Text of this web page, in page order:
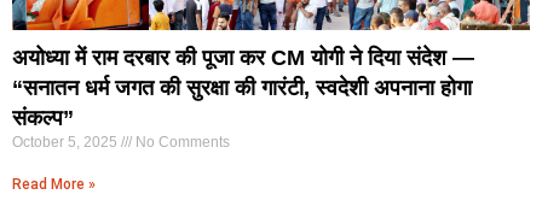
अयोध्या में राम दरबार की पूजा कर CM योगी ने दिया संदेश —
“सनातन धर्म जगत की सुरक्षा की गारंटी, स्वदेशी अपनाना होगा
संकल्प”
October 5, 2025 No Comments
Read More »